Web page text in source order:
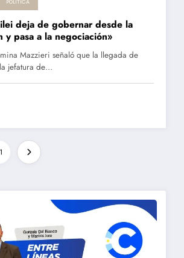
POLÍTICA
deja de gobernar desde la
y pasa a la negociación»
Mazzieri señaló que la llegada de
jefatura de…